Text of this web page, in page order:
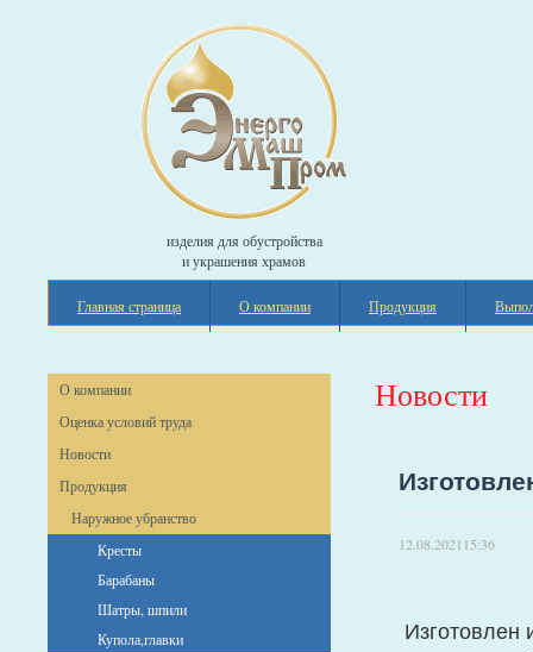
изделия для обустройства
и украшения храмов
Главная страница О компании Продукция
О компании
Оценка условий труда
Новости
Продукция
Наружное убранство
Кресты
Барабаны
Шатры, шпили
Купола,главки
Новости
12.08.2021 15:36
Изготовлен